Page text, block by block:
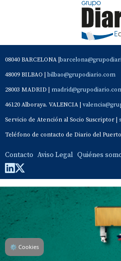
08040 BARCELONA |
48009 BILBAO | bilbao@grupodiario.com
28003 MADRID |
46120 Alboraya. VALENCIA |
Servicio de Atención al Socio Suscriptor |
Teléfono de contacto de Diario del Puerto:
Contacto Aviso Legal Quiénes
⚙ Cookies